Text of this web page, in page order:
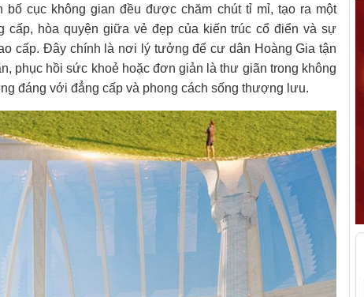
bố cục không gian đều được chăm chút tỉ mỉ, tạo ra một
cấp, hòa quyện giữa vẻ đẹp của kiến trúc cổ điển và sự
cấp. Đây chính là nơi lý tưởng để cư dân Hoàng Gia tận
phục hồi sức khoẻ hoặc đơn giản là thư giãn trong không
đáng với đẳng cấp và phong cách sống thượng lưu.